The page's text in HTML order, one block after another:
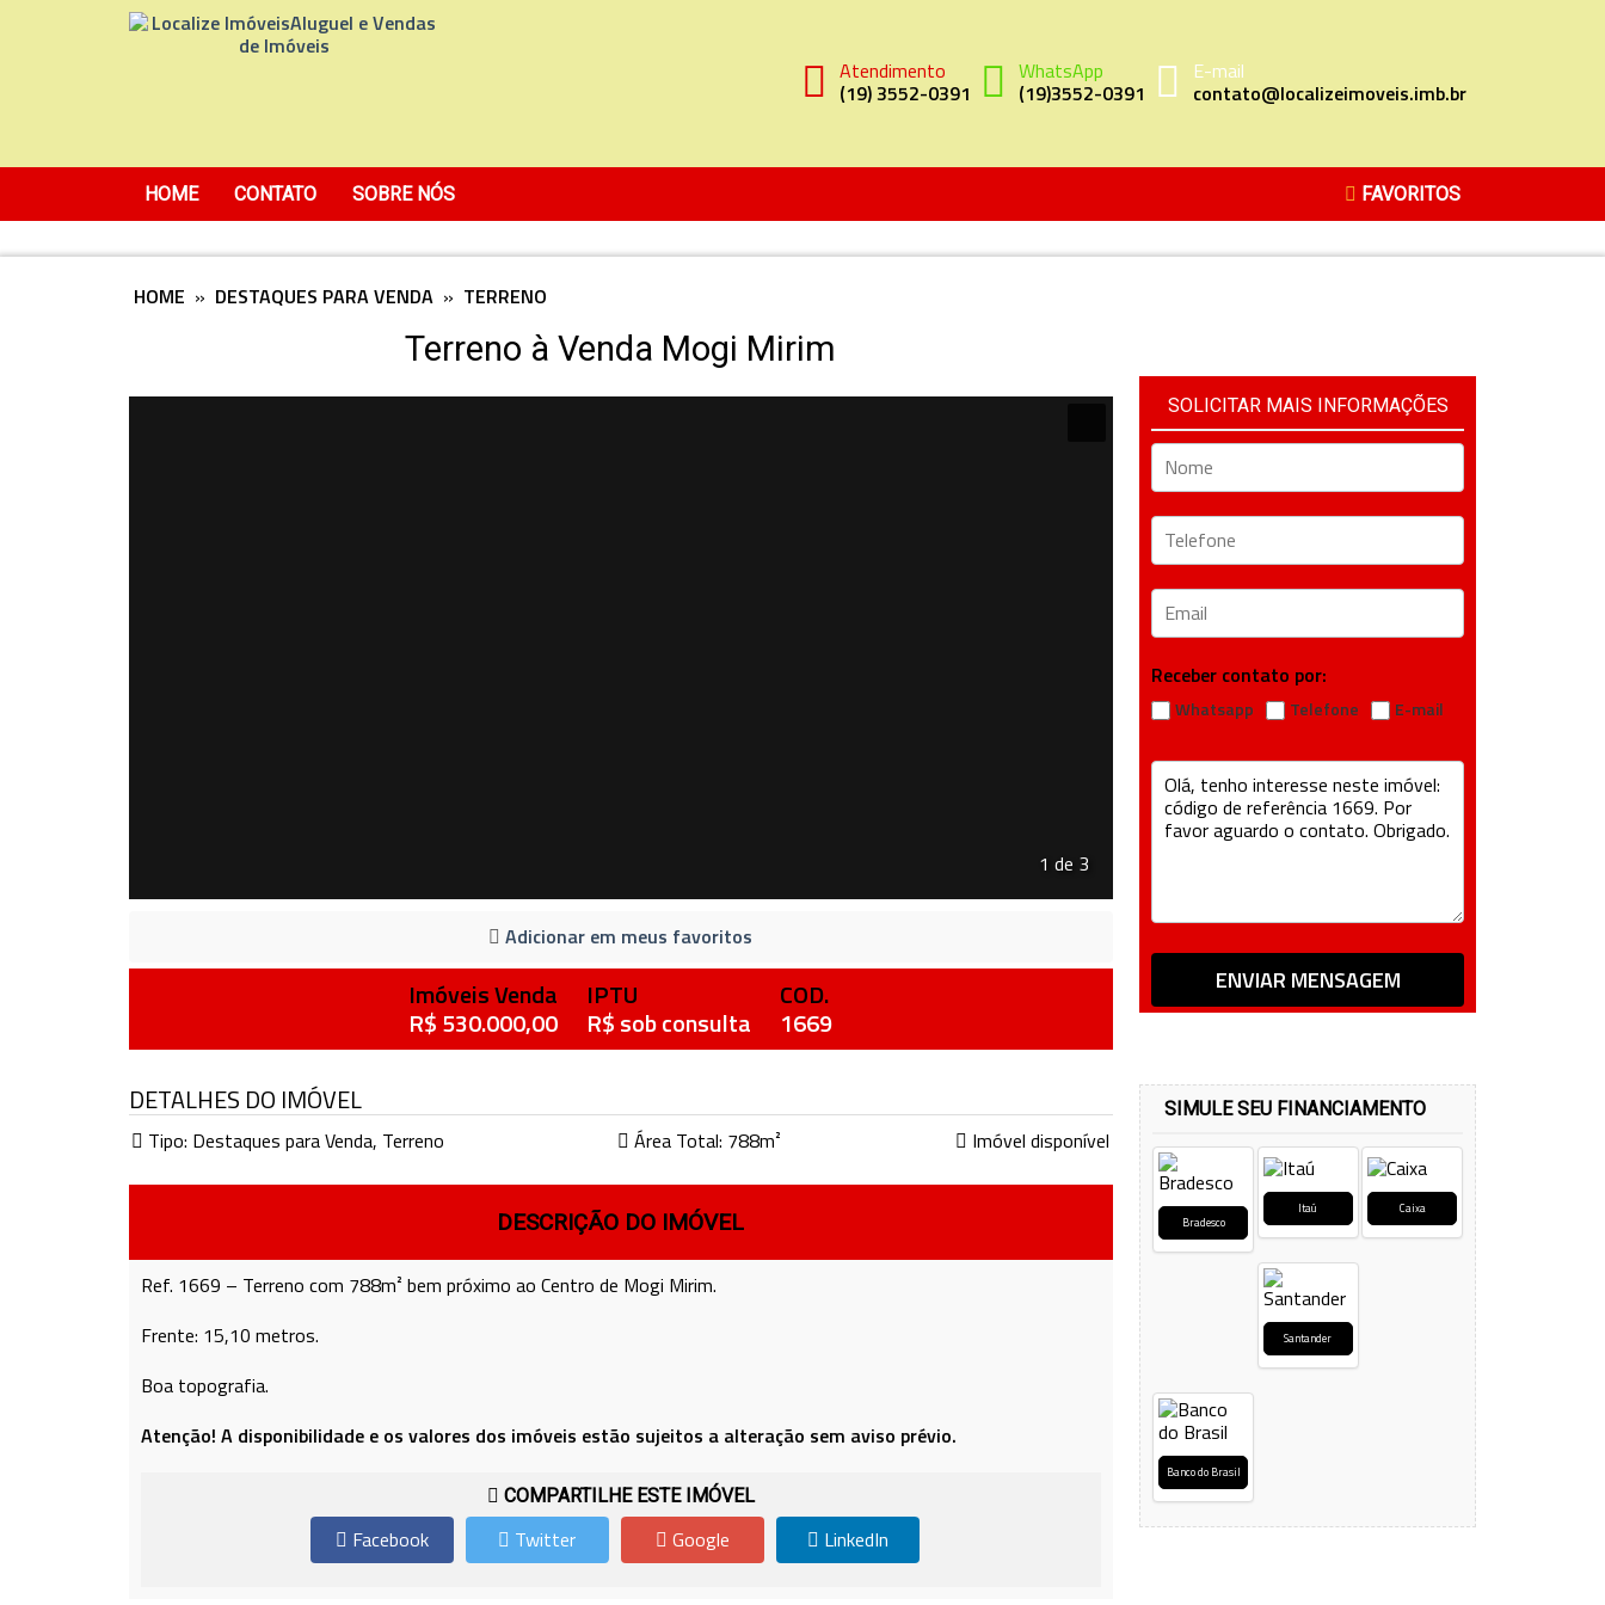
Atendimento
(19) 3552-0391
WhatsApp
(19)3552-0391
E-mail
contato@localizeimoveis.imb.br
FAVORITOS
HOME CONTATO SOBRE NÓS
HOME » DESTAQUES PARA VENDA » TERRENO
Terreno à Venda Mogi Mirim
1 de 3
Adicionar em meus favoritos
Imóveis Venda
R$ 530.000,00
IPTU
R$ sob consulta
COD.
1669
DETALHES DO IMÓVEL
Tipo: Destaques para Venda, Terreno Área Total: 788m² Imóvel disponível
DESCRIÇÃO DO IMÓVEL
Ref. 1669 – Terreno com 788m² bem próximo ao Centro de Mogi Mirim.
Frente: 15,10 metros.
Boa topografia.
Atenção! A disponibilidade e os valores dos imóveis estão sujeitos a alteração sem aviso prévio.
COMPARTILHE ESTE IMÓVEL
Facebook Twitter Google LinkedIn
SOLICITAR MAIS INFORMAÇÕES
Receber contato por:
Whatsapp Telefone E-mail
SIMULE SEU FINANCIAMENTO
Bradesco
Itaú Caixa
Santander
Banco do Brasil